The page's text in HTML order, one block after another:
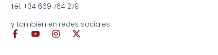
Tél: +34 669 764 279
y también en redes sociales